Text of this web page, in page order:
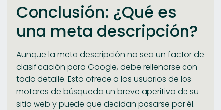
Conclusión: ¿Qué es
una meta descripción?
Aunque la meta descripción no sea un factor de
clasificación para Google, debe rellenarse con
todo detalle. Esto ofrece a los usuarios de los
motores de búsqueda un breve aperitivo de su
sitio web y puede que decidan pasarse por él.